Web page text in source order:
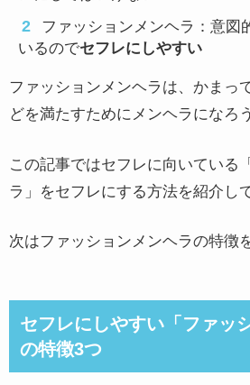
ファッションメンヘラ：意図
いるのでセフレにしやすい
ファッションメンヘラは、かまっ
どを満たすためにメンヘラになろ
この記事ではセフレに向いている
ラ」をセフレにする方法を紹介し
次はファッションメンヘラの特徴
セフレにしやすい「ファッ
の特徴3つ